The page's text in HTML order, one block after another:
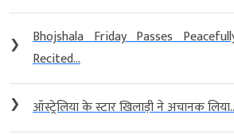
❯
Bhojshala Friday Passes
Recited...
❯ ऑस्ट्रेलिया के स्टार खिलाड़ी ने अचानक